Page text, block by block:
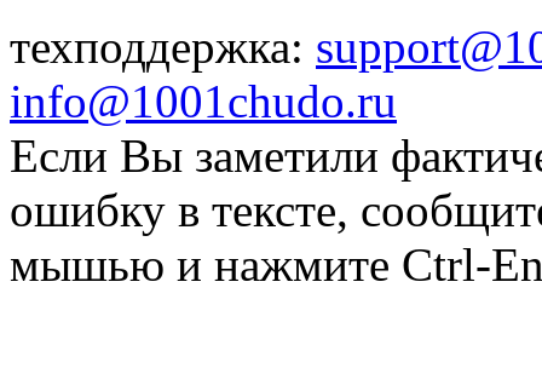
техподдержка:
info@1001chudo.ru
Если Вы заметили
ошибку в тексте,
мышью и нажмите Ctrl-